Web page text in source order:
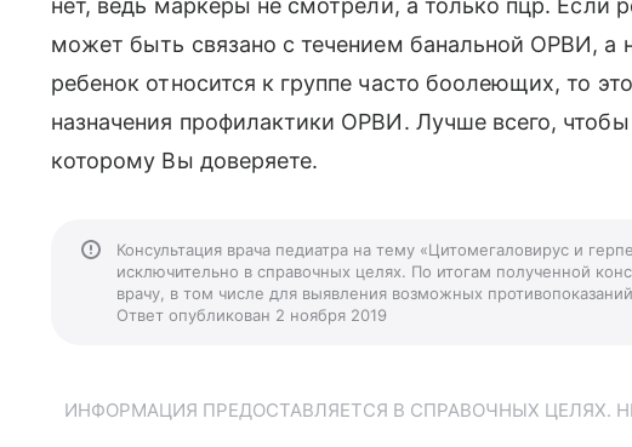
нет, ведь маркеры не смотрели, а только пцр. Если
может быть связано с течением банальной ОРВИ, а
ребенок относится к группе часто боолеющих, то
назначения профилактики ОРВИ. Лучше всего,
которому Вы доверяете.
Консультация врача педиатра на тему «Цитомегаловирус и
исключительно в справочных целях. По итогам полученной
врачу, в том числе для выявления возможных
Ответ опубликован 2 ноября 2019
ИНФОРМАЦИЯ ПРЕДОСТАВЛЯЕТСЯ В СПРАВОЧНЫХ ЦЕЛЯХ.